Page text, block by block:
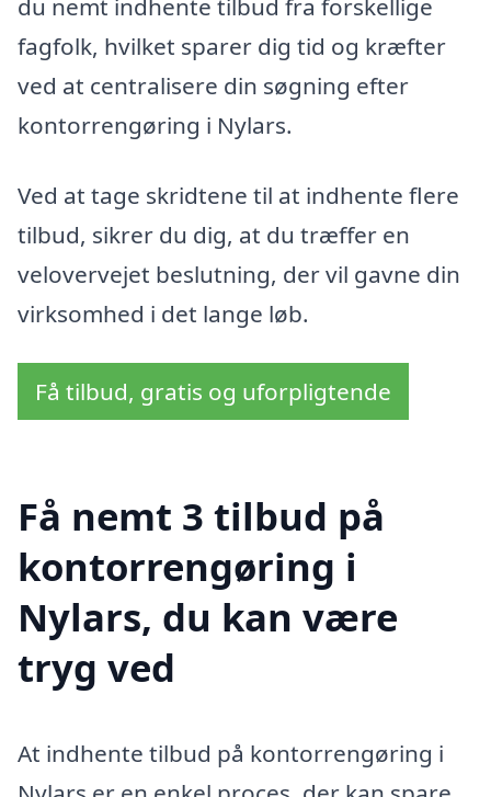
du nemt indhente tilbud fra forskellige
fagfolk, hvilket sparer dig tid og kræfter
ved at centralisere din søgning efter
kontorrengøring i Nylars.
Ved at tage skridtene til at indhente flere
tilbud, sikrer du dig, at du træffer en
velovervejet beslutning, der vil gavne din
virksomhed i det lange løb.
Få tilbud, gratis og uforpligtende
Få nemt 3 tilbud på
kontorrengøring i
Nylars, du kan være
tryg ved
At indhente tilbud på kontorrengøring i